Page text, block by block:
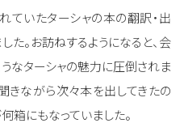
ていたターシャの本の翻訳・出
た。お訪ねするようになると、会
なターシャの魅力に圧倒されま
きながら次々本を出してきたの
箱にもなっていました。